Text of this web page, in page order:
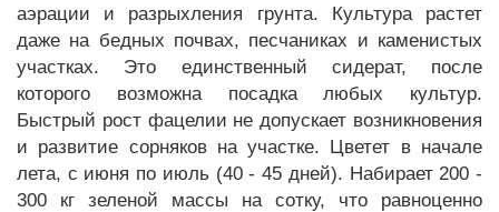
аэрации и разрыхления грунта. Культура растет
даже на бедных почвах, песчаниках и каменистых
участках. Это единственный сидерат, после
которого возможна посадка любых культур.
Быстрый рост фацелии не допускает возникновения
и развитие сорняков на участке. Цветет в начале
лета, с июня по июль (40 - 45 дней). Набирает 200 -
300 кг зеленой массы на сотку, что равноценно